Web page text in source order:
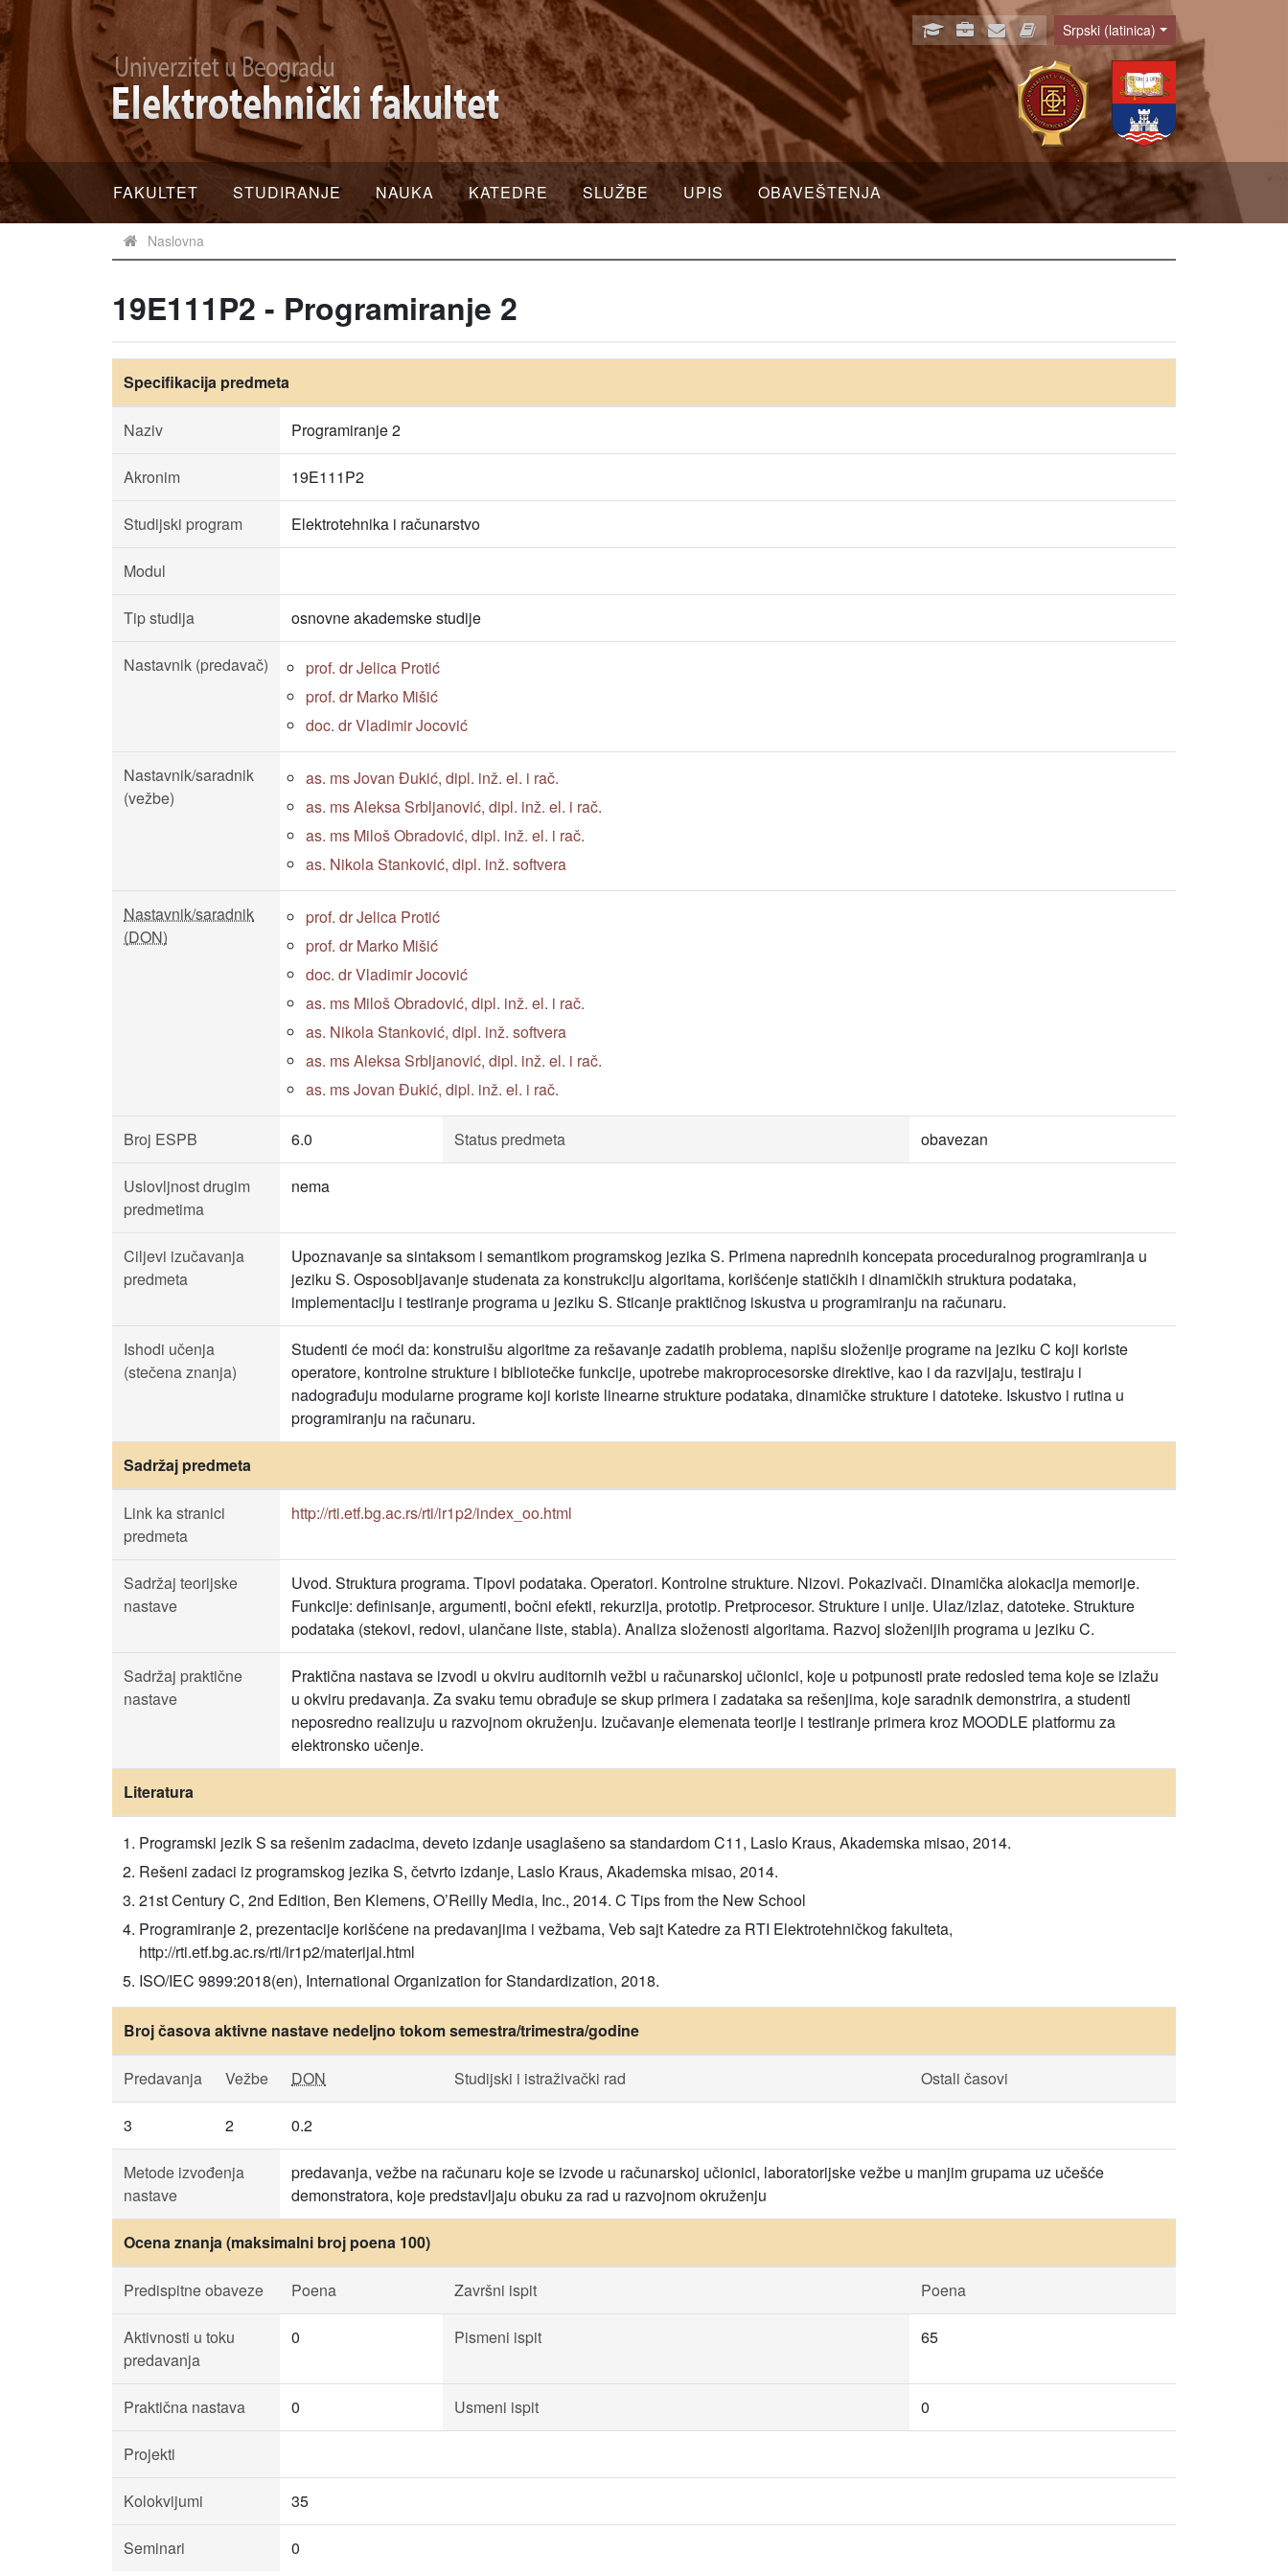
Language
Srpski (latinica)
FAKULTET STUDIRANJE NAUKA KATEDRE SLUŽBE UPIS OBAVEŠTENJA
Naslovna
19E111P2 - Programiranje 2
Specifikacija predmeta
Naziv Programiranje 2
Akronim 19E111P2
Studijski program Elektrotehnika i računarstvo
Modul
Tip studija osnovne akademske studije
Nastavnik (predavač)
prof. dr Jelica Protić
prof. dr Marko Mišić
doc. dr Vladimir Jocović
Nastavnik/saradnik
(vežbe)
as. ms Jovan Đukić, dipl. inž. el. i rač.
as. ms Aleksa Srbljanović, dipl. inž. el. i rač.
as. ms Miloš Obradović, dipl. inž. el. i rač.
as. Nikola Stanković, dipl. inž. softvera
Nastavnik/saradnik
(DON)
prof. dr Jelica Protić
prof. dr Marko Mišić
doc. dr Vladimir Jocović
as. ms Miloš Obradović, dipl. inž. el. i rač.
as. Nikola Stanković, dipl. inž. softvera
as. ms Aleksa Srbljanović, dipl. inž. el. i rač.
as. ms Jovan Đukić, dipl. inž. el. i rač.
Broj ESPB 6.0 Status predmeta obavezan
Uslovljnost drugim
predmetima
nema
Ciljevi izučavanja
predmeta
Upoznavanje sa sintaksom i semantikom programskog jezika S. Primena naprednih koncepata proceduralnog programiranja u
jeziku S. Osposobljavanje studenata za konstrukciju algoritama, korišćenje statičkih i dinamičkih struktura podataka,
implementaciju i testiranje programa u jeziku S. Sticanje praktičnog iskustva u programiranju na računaru.
Ishodi učenja
(stečena znanja)
Studenti će moći da: konstruišu algoritme za rešavanje zadatih problema, napišu složenije programe na jeziku C koji koriste
operatore, kontrolne strukture i bibliotečke funkcije, upotrebe makroprocesorske direktive, kao i da razvijaju, testiraju i
nadograđuju modularne programe koji koriste linearne strukture podataka, dinamičke strukture i datoteke. Iskustvo i rutina u
programiranju na računaru.
Sadržaj predmeta
Link ka stranici
predmeta
http://rti.etf.bg.ac.rs/rti/ir1p2/index_oo.html
Sadržaj teorijske
nastave
Uvod. Struktura programa. Tipovi podataka. Operatori. Kontrolne strukture. Nizovi. Pokazivači. Dinamička alokacija memorije.
Funkcije: definisanje, argumenti, bočni efekti, rekurzija, prototip. Pretprocesor. Strukture i unije. Ulaz/izlaz, datoteke. Strukture
podataka (stekovi, redovi, ulančane liste, stabla). Analiza složenosti algoritama. Razvoj složenijih programa u jeziku C.
Sadržaj praktične
nastave
Praktična nastava se izvodi u okviru auditornih vežbi u računarskoj učionici, koje u potpunosti prate redosled tema koje se izlažu
u okviru predavanja. Za svaku temu obrađuje se skup primera i zadataka sa rešenjima, koje saradnik demonstrira, a studenti
neposredno realizuju u razvojnom okruženju. Izučavanje elemenata teorije i testiranje primera kroz MOODLE platformu za
elektronsko učenje.
Literatura
Programski jezik S sa rešenim zadacima, deveto izdanje usaglašeno sa standardom C11, Laslo Kraus, Akademska misao, 2014.
Rešeni zadaci iz programskog jezika S, četvrto izdanje, Laslo Kraus, Akademska misao, 2014.
21st Century C, 2nd Edition, Ben Klemens, O’Reilly Media, Inc., 2014. C Tips from the New School
Programiranje 2, prezentacije korišćene na predavanjima i vežbama, Veb sajt Katedre za RTI Elektrotehničkog fakulteta,
http://rti.etf.bg.ac.rs/rti/ir1p2/materijal.html
ISO/IEC 9899:2018(en), International Organization for Standardization, 2018.
Broj časova aktivne nastave nedeljno tokom semestra/trimestra/godine
Predavanja Vežbe DON Studijski i istraživački rad Ostali časovi
3 2 0.2
Metode izvođenja
nastave
predavanja, vežbe na računaru koje se izvode u računarskoj učionici, laboratorijske vežbe u manjim grupama uz učešće
demonstratora, koje predstavljaju obuku za rad u razvojnom okruženju
Ocena znanja (maksimalni broj poena 100)
Predispitne obaveze Poena Završni ispit Poena
Aktivnosti u toku
predavanja
0 Pismeni ispit 65
Praktična nastava 0 Usmeni ispit 0
Projekti
Kolokvijumi 35
Seminari 0